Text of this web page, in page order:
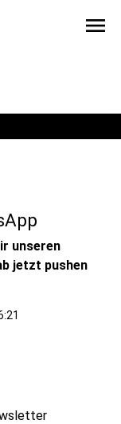
menu
unseren
jetzt pushen